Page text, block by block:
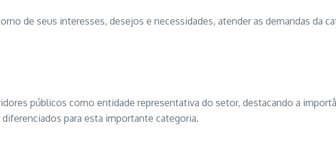
de seus interesses, desejos e necessidades, atender as demandas da
públicos como entidade representativa do setor, destacando a
para esta importante categoria.